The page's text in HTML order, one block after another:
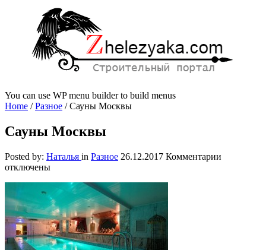
You can use WP menu builder to build menus
Home /Разное /Сауны Москвы
Сауны Москвы
Posted by: Наталья in Разное 26.12.2017 Комментарии
отключены